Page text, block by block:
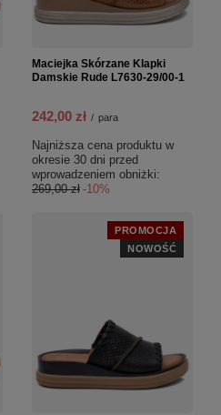
Maciejka Skórzane Klapki
Damskie Rude L7630-29/00-1
242,00 zł / para
Najniższa cena produktu w
okresie 30 dni przed
wprowadzeniem obniżki:
269,00 zł -10%
PROMOCJA
NOWOŚĆ